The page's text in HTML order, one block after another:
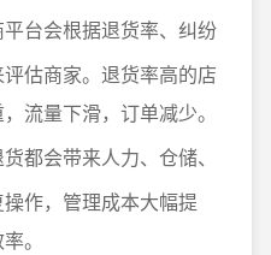
台会根据退货率、纠纷
估商家。退货率高的店
流量下滑，订单减少。
都会带来人力、仓储、
作，管理成本大幅提
。